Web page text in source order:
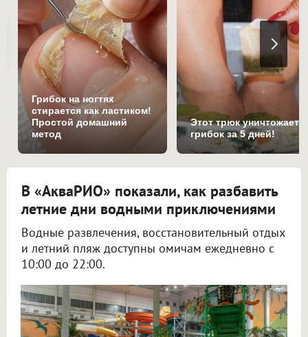
Грибок на ногтях
стирается как ластиком!
Простой домашний
метод
Этот трюк уничтожает
грибок за 5 дней!
В «АкваРИО» показали, как разбавить
летние дни водными приключениями
Водные развлечения, восстановительный отдых
и летний пляж доступны омичам ежедневно с
10:00 до 22:00.